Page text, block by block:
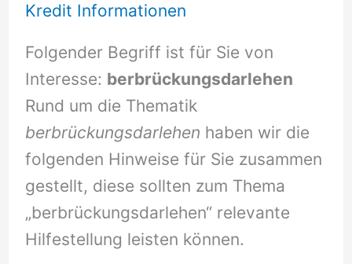
Kredit Informationen
Folgender Begriff ist für Sie von
Interesse: berbrückungsdarlehen
Rund um die Thematik
berbrückungsdarlehen haben wir die
folgenden Hinweise für Sie zusammen
gestellt, diese sollten zum Thema
„berbrückungsdarlehen“ relevante
Hilfestellung leisten können.